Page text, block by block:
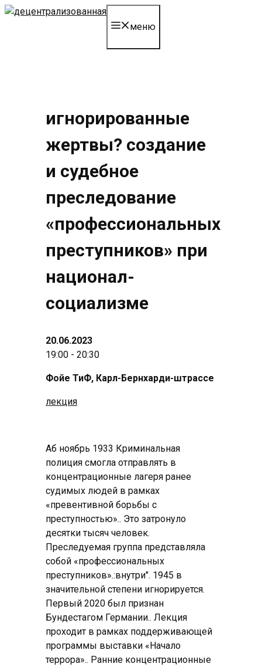
перейти
меню
игнорированные
жертвы? создание
и судебное
преследование
«профессиональных
преступников» при
национал-
социализме
20.06.2023
19:00 - 20:30
Фойе ТиФ, Карл-Бернхарди-штрассе
лекция
Аб ноябрь 1933 Криминальная
полиция смогла отправлять в
концентрационные лагеря ранее
судимых людей в рамках
«превентивной борьбы с
преступностью».. Это затронуло
десятки тысяч человек.
Преследуемая группа представляла
собой «профессиональных
преступников».:внутри". 1945 в
значительной степени игнорируется.
Первый 2020 был признан
Бундестагом Германии.. Лекция
проходит в рамках поддерживающей
программы выставки «Начало
террора».. Ранние концентрационные